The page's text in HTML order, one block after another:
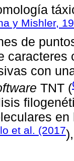
y Mishler,
de
con
TNT (
et al. (2017